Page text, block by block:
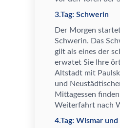
3.Tag: Schwerin
Der Morgen
Schwerin. Das
gilt als eines der
erwatet Sie Ihre ö
Altstadt mit
und Neustä
Mittagessen
Weiterfahrt nach
4.Tag: Wismar